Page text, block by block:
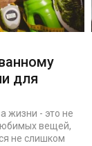
для
жизни - это не
вещей,
не слишком